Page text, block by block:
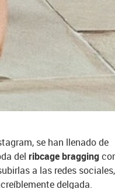
se han llenado de
del ribcage bragging
a las redes sociales,
delgada.